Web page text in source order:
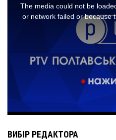
ВИБІР РЕДАКТОРА